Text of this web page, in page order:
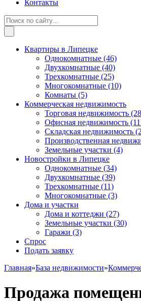
Контакты
Квартиры в Липецке
Однокомнатные (46)
Двухкомнатные (40)
Трехкомнатные (25)
Многокомнатные (10)
Комнаты (5)
Коммерческая недвижимость
Торговая недвижимость
Офисная недвижимость
Складская недвижимость
Производственная
Земельные участки (4)
Новостройки в Липецке
Однокомнатные (34)
Двухкомнатные (39)
Трехкомнатные (11)
Многокомнатные (3)
Дома и участки
Дома и коттеджи (27)
Земельные участки (30)
Гаражи (3)
Спрос
Подать заявку
Главная»База недвижимости»
Продажа